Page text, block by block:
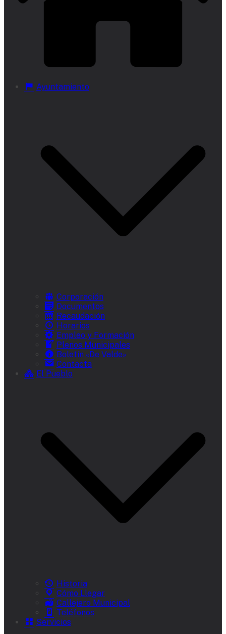
Ayuntamiento
Corporación
Documentos
Recaudación
Horarios
Empleo y Formación
Plenos Municipales
Boletín «De Valde»
Contacta
El Pueblo
Historia
Cómo Llegar
Callejero Municipal
Teléfonos
Servicios